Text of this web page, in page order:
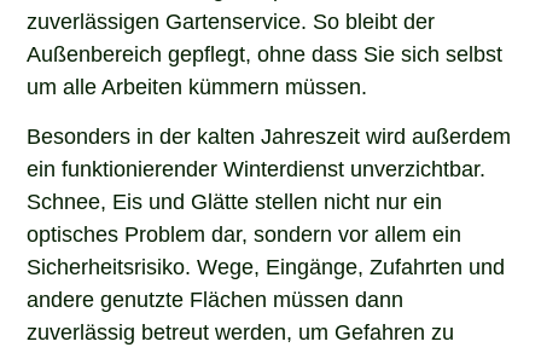
zuverlässigen Gartenservice. So bleibt der
Außenbereich gepflegt, ohne dass Sie sich selbst
um alle Arbeiten kümmern müssen.
Besonders in der kalten Jahreszeit wird außerdem
ein funktionierender Winterdienst unverzichtbar.
Schnee, Eis und Glätte stellen nicht nur ein
optisches Problem dar, sondern vor allem ein
Sicherheitsrisiko. Wege, Eingänge, Zufahrten und
andere genutzte Flächen müssen dann
zuverlässig betreut werden, um Gefahren zu